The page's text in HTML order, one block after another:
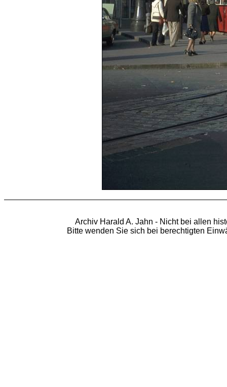
Archiv Harald A. Jahn - Nicht bei allen
Bitte wenden Sie sich bei berechtigten